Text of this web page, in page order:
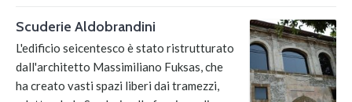
Scuderie Aldobrandini
L'edificio seicentesco è stato ristrutturato
dall'architetto Massimiliano Fuksas, che
ha creato vasti spazi liberi dai tramezzi,